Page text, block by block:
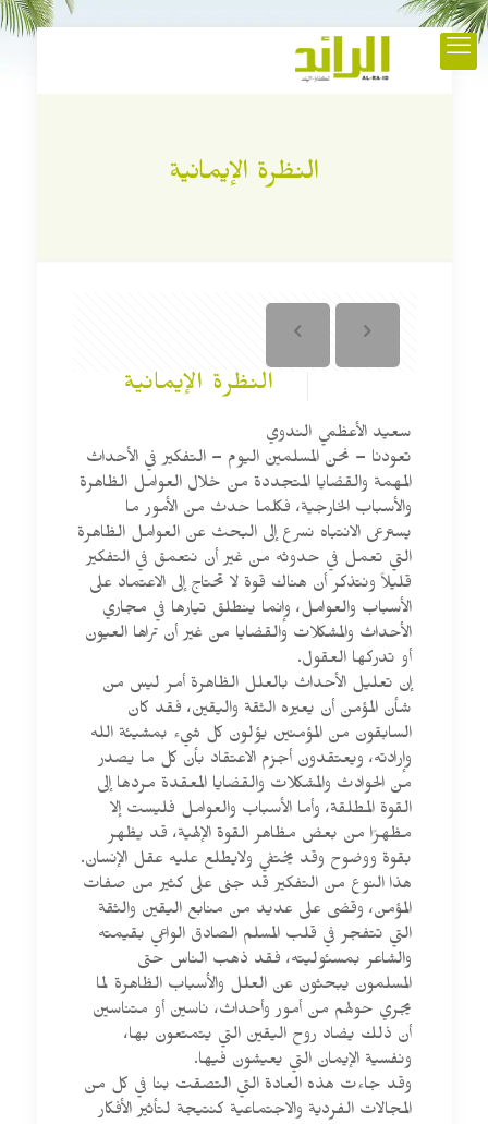
النظرة الإيمانية
النظرة الإيمانية
سعيد الأعظمي الندوي
تعودنا – نحن المسلمين اليوم – التفكير في الأحداث
المهمة والقضايا المتجددة من خلال العوامل الظاهرة
والأسباب الخارجية، فكلما حدث من الأمور ما
يسترعى الانتباه نسرع إلى البحث عن العوامل الظاهرة
التي تعمل في حدوثه من غير أن نتعمق في التفكير
قليلاً ونتذكر أن هناك قوة لا تحتاج إلى الاعتماد على
الأسباب والعوامل، وإنما ينطلق تيارها في مجاري
الأحداث والمشكلات والقضايا من غير أن تراها العيون
أو تدركها العقول.
إن تعليل الأحداث بالعلل الظاهرة أمر ليس من
شأن المؤمن أن يعيره الثقة واليقين، فقد كان
السابقون من المؤمنين يؤلون كل شيء بمشيئة الله
وإرادته، ويعتقدون أجزم الاعتقاد بأن كل ما يصدر
من الحوادث والمشكلات والقضايا المعقدة مردها إلى
القوة المطلقة، وأما الأسباب والعوامل فليست إلا
مظهرًا من بعض مظاهر القوة الإلهية، قد يظهر
بقوة ووضوح وقد يختفي ولايطلع عليه عقل الإنسان.
هذا النوع من التفكير قد جنى على كثير من صفات
المؤمن، وقضى على عديد من منابع اليقين والثقة
التي تتفجر في قلب المسلم الصادق الواعي بقيمته
والشاعر بمسئوليته، فقد ذهب الناس حتى
المسلمون يبحثون عن العلل والأسباب الظاهرة لما
يجري حولهم من أمور وأحداث، ناسين أو متناسين
أن ذلك يضاد روح اليقين التي يتمتعون بها،
ونفسية الإيمان التي يعيشون فيها.
وقد جاءت هذه العادة التي التصقت بنا في كل من
المجالات الفردية والاجتماعية كنتيجة لتأثير الأفكار